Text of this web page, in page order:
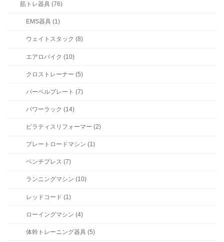
筋トレ器具 (76)
EMS器具 (1)
ウェイトスタック (8)
エアロバイク (10)
クロストレーナー (5)
バーベルプレート (7)
パワーラック (14)
ピラティスリフォーマー (2)
プレートロードマシン (1)
ベンチプレス (7)
ランニングマシン (10)
レッドコード (1)
ローイングマシン (4)
体幹トレーニング器具 (5)